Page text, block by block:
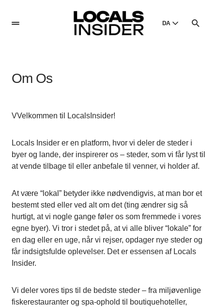
DA
Poland
Russian
Om Os
VVelkommen til LocalsInsider!
Locals Insider er en platform, hvor vi deler de steder i
byer og lande, der inspirerer os – steder, som vi får lyst til
at vende tilbage til eller anbefale til venner, vi holder af.
At være “lokal” betyder ikke nødvendigvis, at man bor et
bestemt sted eller ved alt om det (ting ændrer sig så
hurtigt, at vi nogle gange føler os som fremmede i vores
egne byer). Vi tror i stedet på, at vi alle bliver “lokale” for
en dag eller en uge, når vi rejser, opdager nye steder og
får indsigtsfulde oplevelser. Det er essensen af Locals
Insider.
Vi deler vores tips til de bedste steder – fra miljøvenlige
fiskerestauranter og spa-ophold til boutiquehoteller,